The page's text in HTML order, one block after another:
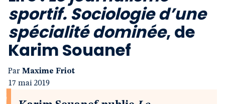
Boutique
sportif. Sociologie d’une
spécialité dominée, de
Karim Souanef
Par Maxime Friot
17 mai 2019